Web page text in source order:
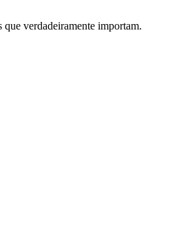
verdadeiramente importam.